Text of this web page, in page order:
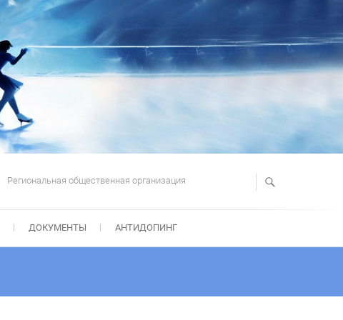
Региональная общественная организация
ДОКУМЕНТЫ АНТИДОПИНГ